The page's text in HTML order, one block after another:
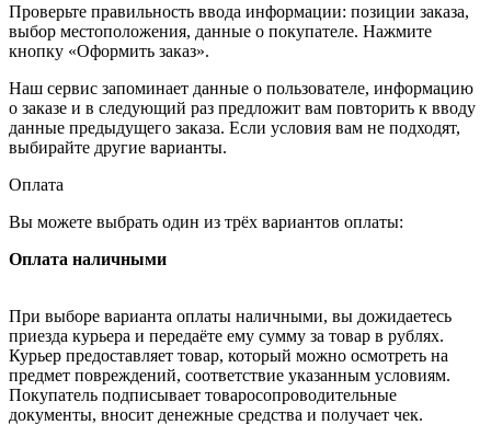
Проверьте правильность ввода информации: позиции заказа,
выбор местоположения, данные о покупателе. Нажмите
кнопку «Оформить заказ».
Наш сервис запоминает данные о пользователе, информацию
о заказе и в следующий раз предложит вам повторить к вводу
данные предыдущего заказа. Если условия вам не подходят,
выбирайте другие варианты.
Оплата
Вы можете выбрать один из трёх вариантов оплаты:
Оплата наличными
При выборе варианта оплаты наличными, вы дожидаетесь
приезда курьера и передаёте ему сумму за товар в рублях.
Курьер предоставляет товар, который можно осмотреть на
предмет повреждений, соответствие указанным условиям.
Покупатель подписывает товаросопроводительные
документы, вносит денежные средства и получает чек.